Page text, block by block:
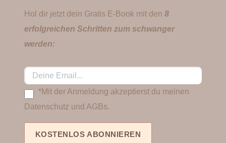
Hol dir jetzt dein Gratis E-Book mit den 8
erfolgreichen Schritten zum schwanger
werden:
*Mit der Anmeldung akzeptierst du meinen
Datenschutz und AGBs.